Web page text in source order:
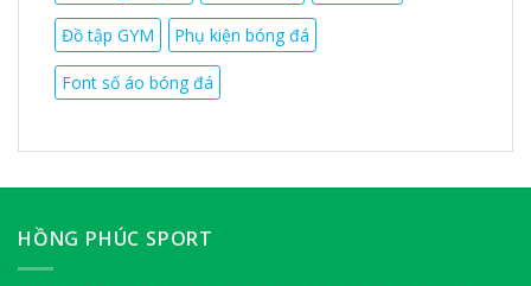
Đồ tập GYM Phụ kiện bóng đá
Font số áo bóng đá
HỒNG PHÚC SPORT